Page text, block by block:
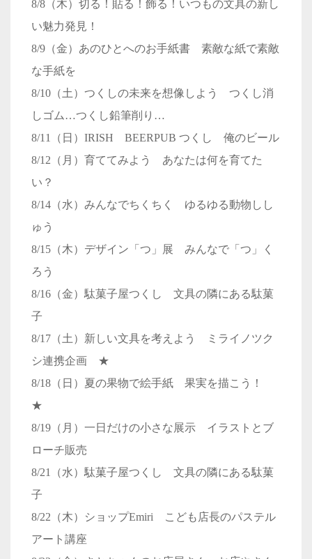
8/8（木）切る！貼る！飾る！いつもの文具の新し
い魅力発見！
8/9（金）あのひとへのお手紙書 素敵な紙で素敵
な手紙を
8/10（土）つくしの未来を想像しよう つくし消
しゴム…つくし鉛筆削り…
8/11（日）IRISH BEERPUB つくし 俺のビール
8/12（月）育ててみよう あなたは何を育てた
い？
8/14（水）みんなでちくちく ゆるゆる動物しし
ゅう
8/15（木）デザイン「つ」展 みんなで「つ」く
ろう
8/16（金）駄菓子屋つくし 文具の隣にある駄菓
子
8/17（土）新しい文具を考えよう ミライノツク
シ連携企画 ★
8/18（日）夏の果物で絵手紙 果実を描こう！
★
8/19（月）一日だけの小さな展示 イラストとブ
ローチ販売
8/21（水）駄菓子屋つくし 文具の隣にある駄菓
子
8/22（木）ショップEmiri こども店長のパステル
アート講座